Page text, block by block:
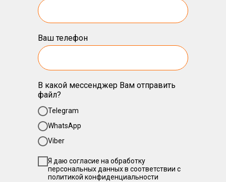
Ваш телефон
В какой мессенджер Вам отправить
файл?
Telegram
WhatsApp
Viber
Я даю согласие на обработку
персональных данныхв соответствии с
политикой конфиденциальности